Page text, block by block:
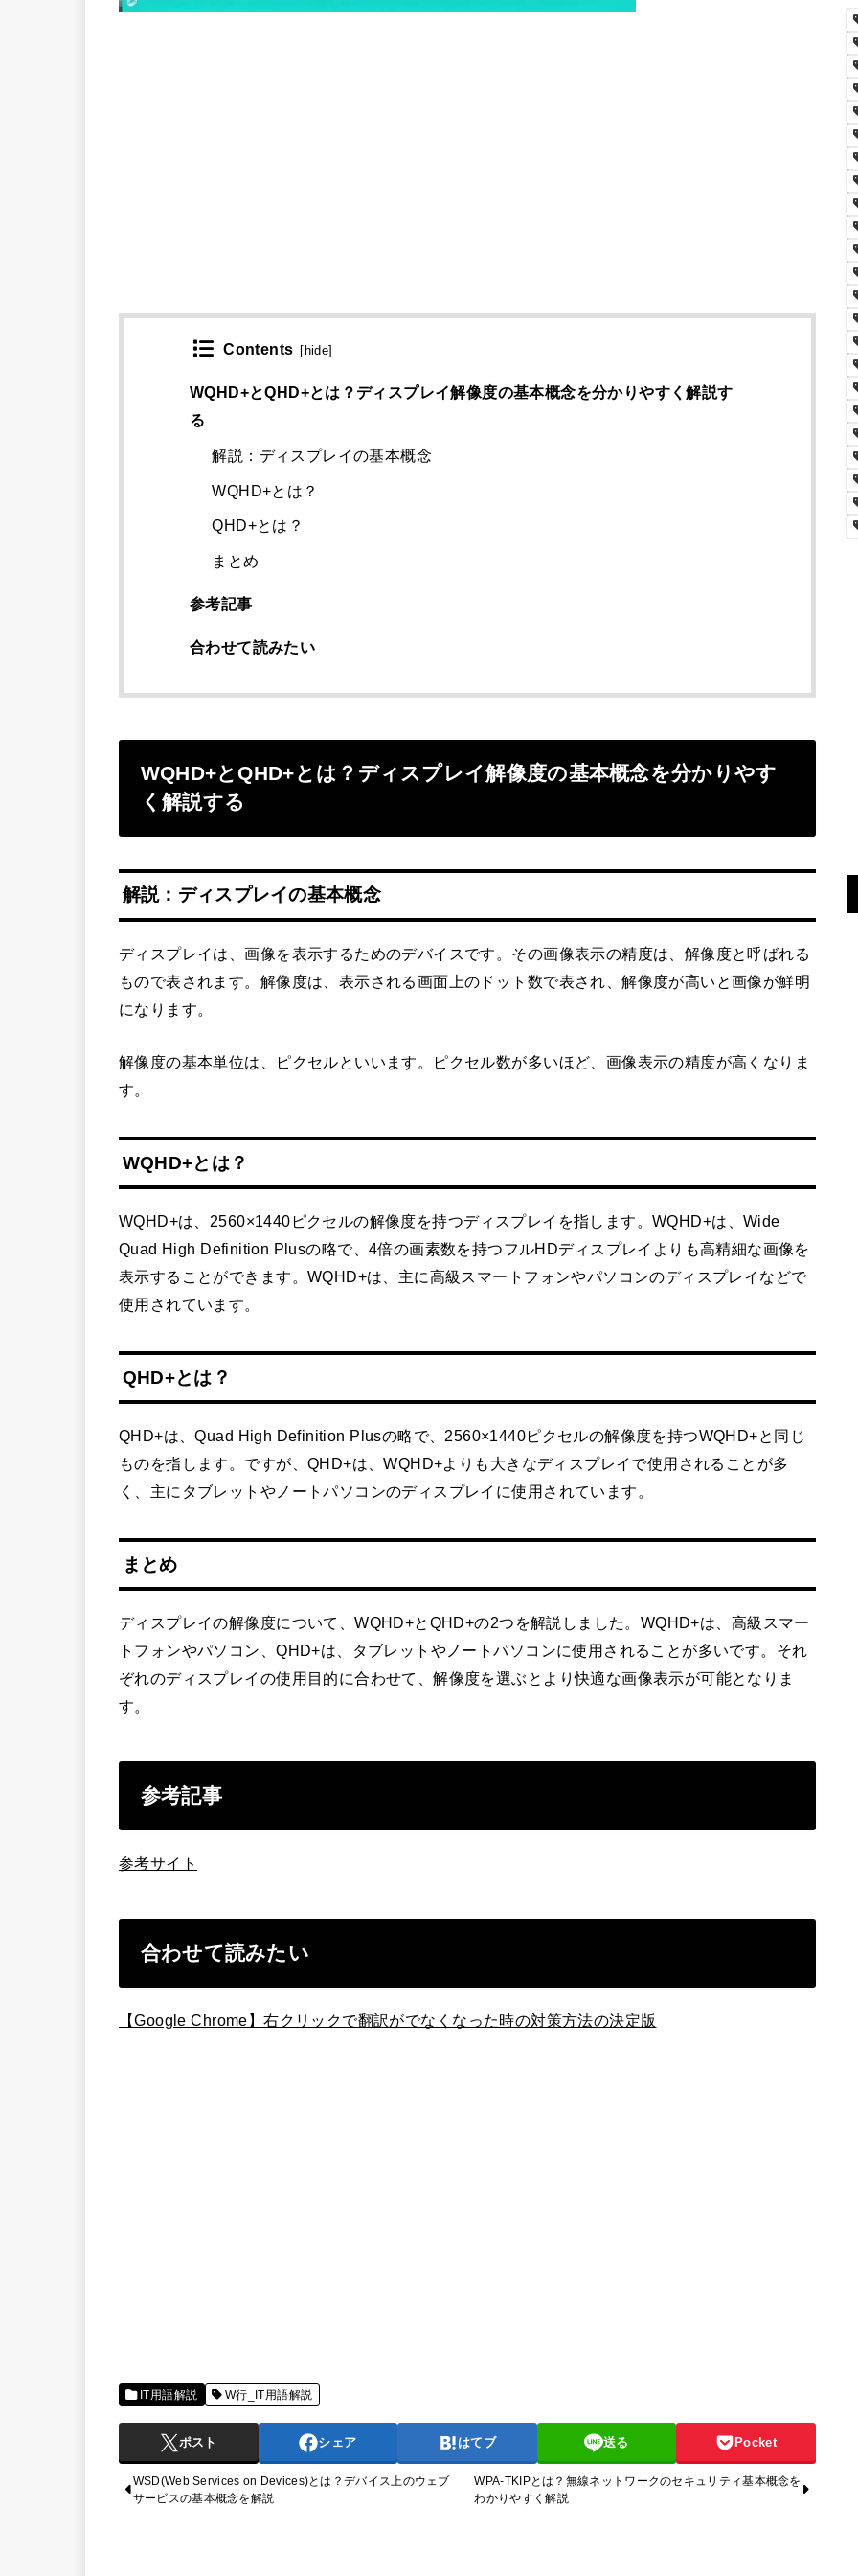
Contents hide
WQHD+とQHD+とは？ディスプレイ解像度の基本概念を分かりやすく解説す
る
解説：ディスプレイの基本概念
WQHD+とは？
QHD+とは？
まとめ
参考記事
合わせて読みたい
WQHD+とQHD+とは？ディスプレイ解像度の基本概念を分かりやす
く解説する
解説：ディスプレイの基本概念
ディスプレイは、画像を表示するためのデバイスです。その画像表示の精度は、解像度と呼ばれる
もので表されます。解像度は、表示される画面上のドット数で表され、解像度が高いと画像が鮮明
になります。
解像度の基本単位は、ピクセルといいます。ピクセル数が多いほど、画像表示の精度が高くなりま
す。
WQHD+とは？
WQHD+は、2560×1440ピクセルの解像度を持つディスプレイを指します。WQHD+は、Wide
Quad High Definition Plusの略で、4倍の画素数を持つフルHDディスプレイよりも高精細な画像を
表示することができます。WQHD+は、主に高級スマートフォンやパソコンのディスプレイなどで
使用されています。
QHD+とは？
QHD+は、Quad High Definition Plusの略で、2560×1440ピクセルの解像度を持つWQHD+と同じ
ものを指します。ですが、QHD+は、WQHD+よりも大きなディスプレイで使用されることが多
く、主にタブレットやノートパソコンのディスプレイに使用されています。
まとめ
ディスプレイの解像度について、WQHD+とQHD+の2つを解説しました。WQHD+は、高級スマー
トフォンやパソコン、QHD+は、タブレットやノートパソコンに使用されることが多いです。それ
ぞれのディスプレイの使用目的に合わせて、解像度を選ぶとより快適な画像表示が可能となりま
す。
参考記事
参考サイト
合わせて読みたい
【Google Chrome】右クリックで翻訳がでなくなった時の対策方法の決定版
IT用語解説 W行_IT用語解説
ポスト シェア はてブ 送る Pocket
WSD(Web Services on Devices)とは？デバイス上のウェブ
サービスの基本概念を解説
WPA-TKIPとは？無線ネットワークのセキュリティ基本概念を
わかりやすく解説